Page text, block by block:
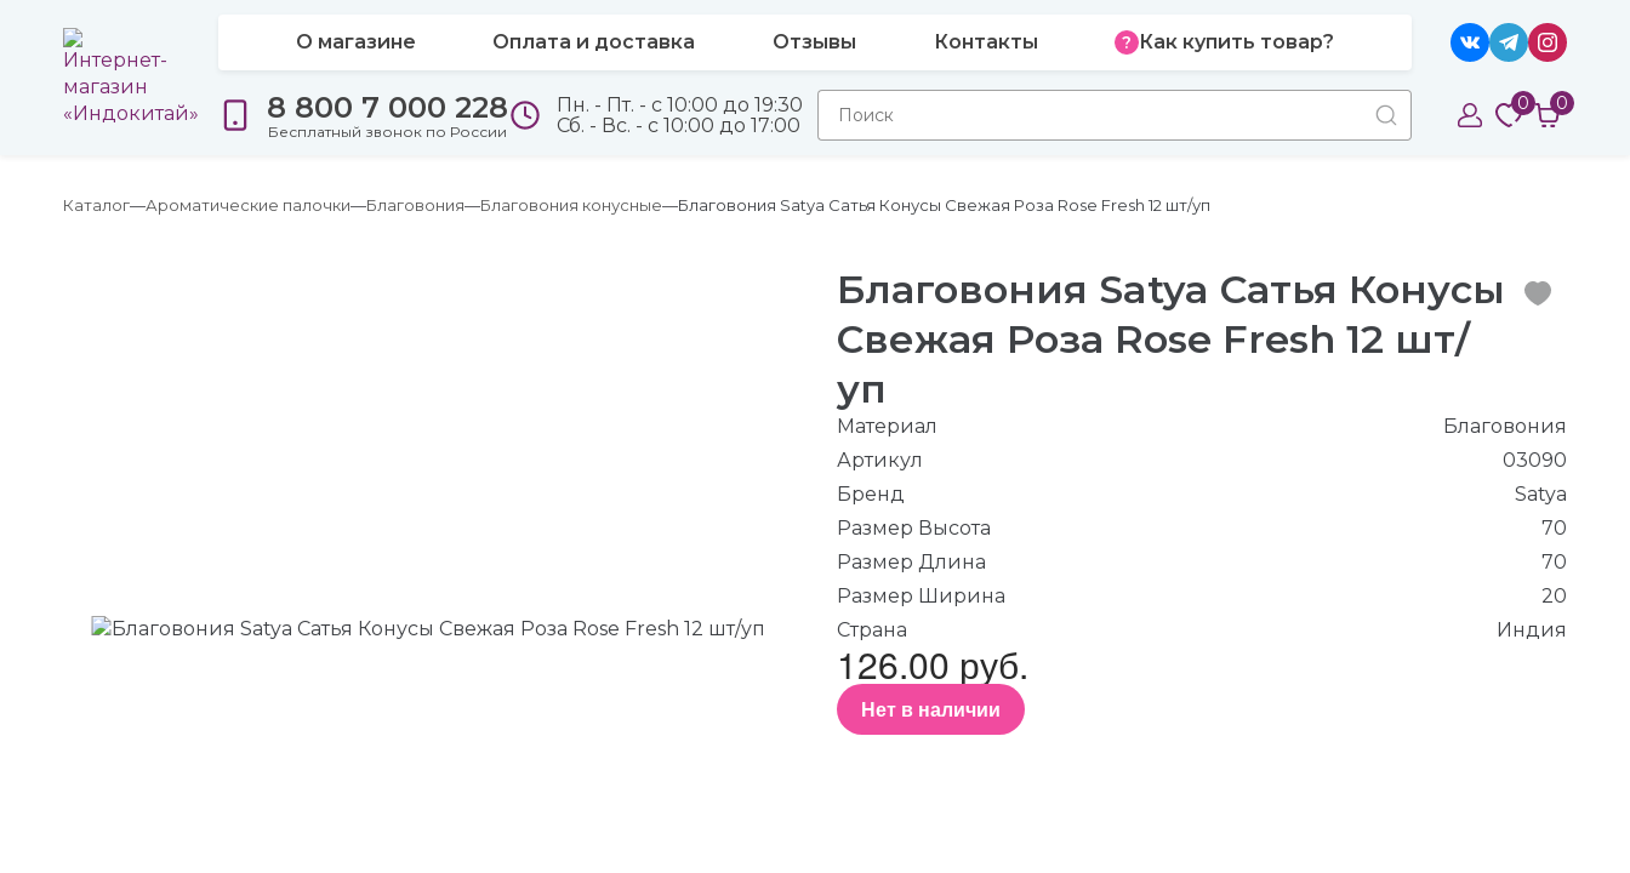
О магазине Оплата и доставка Отзывы Контакты Как купить товар?
8 800 7 000 228
Бесплатный звонок по России
Пн. - Пт. - с 10:00 до 19:30
Сб. - Вс. - с 10:00 до 17:00
0 0
Каталог Ароматические палочки Благовония Благовония конусные Благовония Satya Сатья Конусы Свежая Роза Rose Fresh 12 шт/уп
Благовония Satya Сатья Конусы
Свежая Роза Rose Fresh 12 шт/
уп
Материал
Благовония
Артикул
03090
Бренд
Satya
Размер Высота
70
Размер Длина
70
Размер Ширина
20
Страна
Индия
126.00 руб.
Нет в наличии